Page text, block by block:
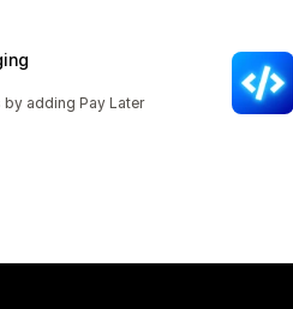
adding Pay Later